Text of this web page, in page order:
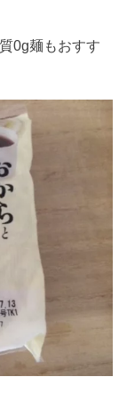
0g麺もおすす